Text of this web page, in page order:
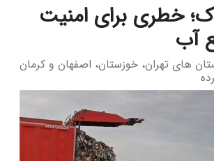
خطری برای امنیت
آب
های تهران، خوزستان، اصفهان و کرمان